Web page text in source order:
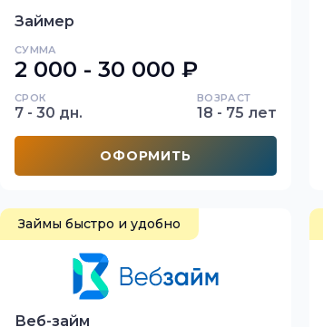
Займер
СУММА
2 000 - 30 000 ₽
СРОК
7 - 30 дн.
ВОЗРАСТ
18 - 75 лет
ОФОРМИТЬ
Займы быстро и удобно
Веб-займ